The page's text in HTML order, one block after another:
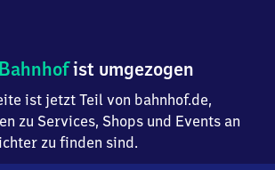
ist umgezogen
ist jetzt Teil von bahnhof.de,
zu Services, Shops und Events an
zu finden sind.